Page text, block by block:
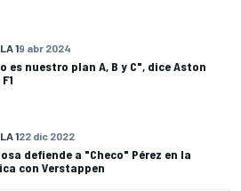
19 abr 2024
es nuestro plan A, B y C", dice Aston
122 dic 2022
defiende a "Checo" Pérez en la
con Verstappen